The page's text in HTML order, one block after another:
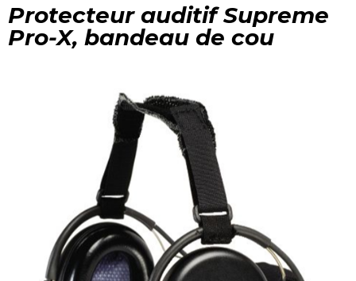
Protecteur auditif Supreme
Pro-X, bandeau de cou